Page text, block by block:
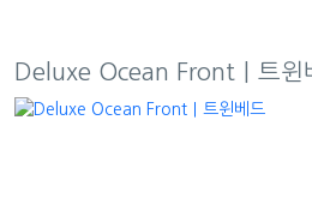
Deluxe Ocean Front｜트윈